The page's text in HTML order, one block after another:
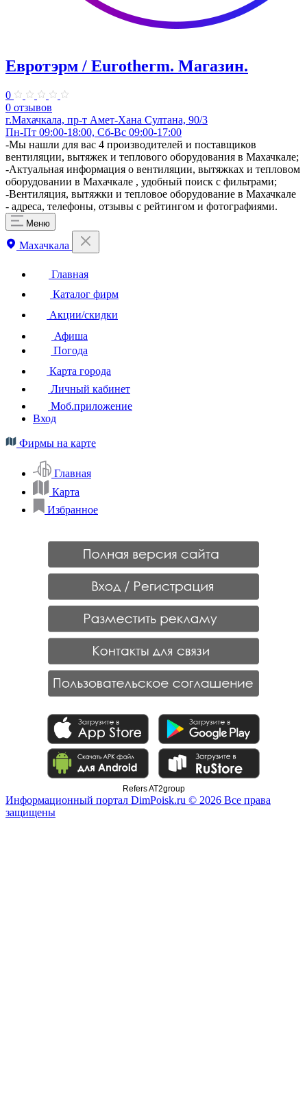
Евротэрм / Eurotherm. ​Магазин.
0
0 отзывов
г.Махачкала, пр-т Амет-Хана Султана, 90/3
Пн-Пт 09:00-18:00, Сб-Вс 09:00-17:00
​-Мы нашли для вас 4 производителей и поставщиков
вентиляции, вытяжек и теплового оборудования в Махачкале;
-Актуальная информация о вентиляции, вытяжках и тепловом
оборудовании в Махачкале , удобный поиск с фильтрами;
-Вентиляция, вытяжки и тепловое оборудование в Махачкале
- адреса, телефоны, отзывы с рейтингом и фотографиями.
Меню
Махачкала
Главная
Каталог фирм
Акции/скидки
Афиша
Погода
Карта города
Личный кабинет
Моб.приложение
Вход
Фирмы на карте
Главная
Карта
Избранное
Refers AT2group
Информационный портал DimPoisk.ru © 2026 Все права
защищены